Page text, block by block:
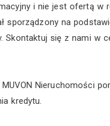
i nie jest ofertą w
sporządzony na
Skontaktuj się z nami w
Nieruchomości
kredytu.